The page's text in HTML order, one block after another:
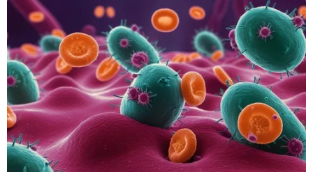
doanh nghiệp bán dẫn hàng đầu của
Mỹ
08/08/2026 13:45
Chuyên gia Nhật Bản nói Việt Nam
nên ưu tiên sản xuất và đóng gói chip
bán dẫn
08/08/2026 13:28